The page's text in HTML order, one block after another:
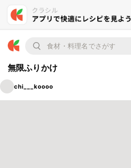
無限ふりかけ
chi___koooo